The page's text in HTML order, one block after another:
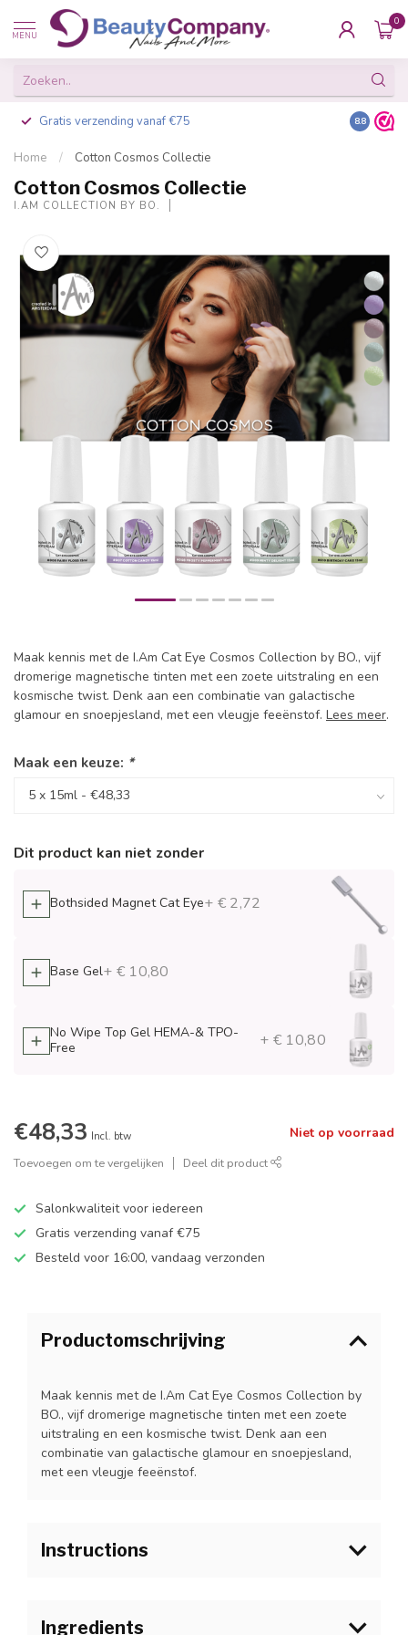
MENU
0
Gratis verzending vanaf €75 Besteld
8.8
Home / Cotton Cosmos Collectie
Cotton Cosmos Collectie
I.AM COLLECTION BY BO.
Maak kennis met de I.Am Cat Eye Cosmos Collection by BO., vijf
dromerige magnetische tinten met een zoete uitstraling en een
kosmische twist. Denk aan een combinatie van galactische
glamour en snoepjesland, met een vleugje feeënstof. Lees meer.
Maak een keuze: *
Dit product kan niet zonder
Bothsided Magnet Cat Eye+ € 2,72
Base Gel+ € 10,80
No Wipe Top Gel HEMA-& TPO-
Free
+ € 10,80
€48,33 Incl. btw Niet op voorraad
Toevoegen om te vergelijken Deel dit product
Salonkwaliteit voor iedereen
Gratis verzending vanaf €75
Besteld voor 16:00, vandaag verzonden
Productomschrijving
Maak kennis met de I.Am Cat Eye Cosmos Collection by
BO., vijf dromerige magnetische tinten met een zoete
uitstraling en een kosmische twist. Denk aan een
combinatie van galactische glamour en snoepjesland,
met een vleugje feeënstof.
Instructions
mengen.
Ingredients